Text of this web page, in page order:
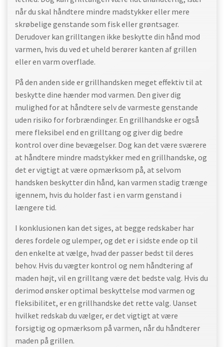
når du skal håndtere mindre madstykker eller mere
skrøbelige genstande som fisk eller grøntsager.
Derudover kan grilltangen ikke beskytte din hånd mod
varmen, hvis du ved et uheld berører kanten af grillen
eller en varm overflade.
På den anden side er grillhandsken meget effektiv til at
beskytte dine hænder mod varmen. Den giver dig
mulighed for at håndtere selv de varmeste genstande
uden risiko for forbrændinger. En grillhandske er også
mere fleksibel end en grilltang og giver dig bedre
kontrol over dine bevægelser. Dog kan det være sværere
at håndtere mindre madstykker med en grillhandske, og
det er vigtigt at være opmærksom på, at selvom
handsken beskytter din hånd, kan varmen stadig trænge
igennem, hvis du holder fast i en varm genstand i
længere tid.
I konklusionen kan det siges, at begge redskaber har
deres fordele og ulemper, og det er i sidste ende op til
den enkelte at vælge, hvad der passer bedst til deres
behov. Hvis du vægter kontrol og nem håndtering af
maden højt, vil en grilltang være det bedste valg. Hvis du
derimod ønsker optimal beskyttelse mod varmen og
fleksibilitet, er en grillhandske det rette valg. Uanset
hvilket redskab du vælger, er det vigtigt at være
forsigtig og opmærksom på varmen, når du håndterer
maden på grillen.